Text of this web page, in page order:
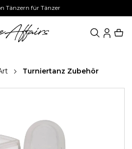
Tänzern für Tänzer
Turniertanz Zubehör